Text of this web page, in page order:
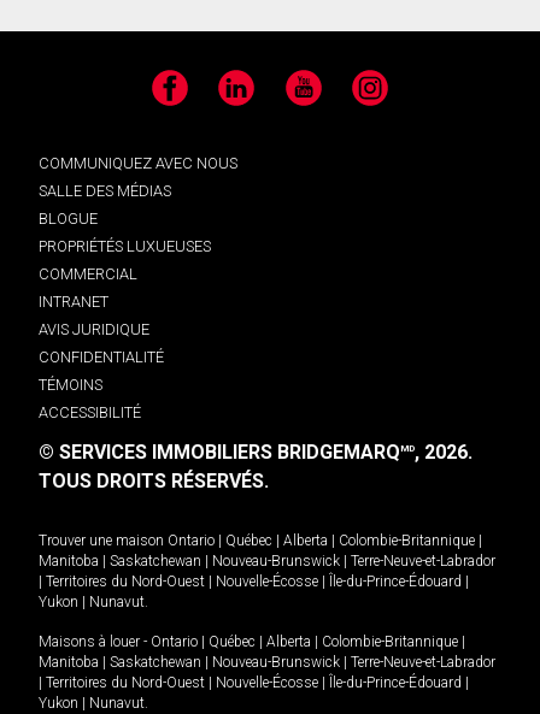
Facebook LinkedIn YouTube Instagram
COMMUNIQUEZ AVEC NOUS
SALLE DES MÉDIAS
BLOGUE
PROPRIÉTÉS LUXUEUSES
COMMERCIAL
INTRANET
AVIS JURIDIQUE
CONFIDENTIALITÉ
TÉMOINS
ACCESSIBILITÉ
© SERVICES IMMOBILIERS BRIDGEMARQMD, 2026.
TOUS DROITS RÉSERVÉS.
Trouver une maison Ontario Québec Alberta Colombie-Britannique
Manitoba
Saskatchewan Nouveau-Brunswick
Terre-Neuve-et-Labrador
Territoires du Nord-Ouest Nouvelle-Écosse Île-du-Prince-Édouard
Yukon
Nunavut.
Maisons à louer - Ontario Québec Alberta Colombie-Britannique
Manitoba
Saskatchewan Nouveau-Brunswick
Terre-Neuve-et-Labrador
Territoires du Nord-Ouest Nouvelle-Écosse Île-du-Prince-Édouard
Yukon
Nunavut.